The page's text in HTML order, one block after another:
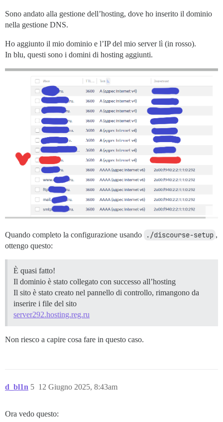
Sono andato alla gestione dell’hosting, dove ho inserito il dominio
nella gestione DNS.
Ho aggiunto il mio dominio e l’IP del mio server lì (in rosso).
In blu, questi sono i domini di hosting aggiunti.
Quando completo la configurazione usando ./discourse-setup ,
ottengo questo:
È quasi fatto!
Il dominio è stato collegato con successo all’hosting
Il sito è stato creato nel pannello di controllo, rimangono da
inserire i file del sito
server292.hosting.reg.ru
Non riesco a capire cosa fare in questo caso.
d_bl1n 12 Giugno 2025, 8:43am
5
Ora vedo questo: